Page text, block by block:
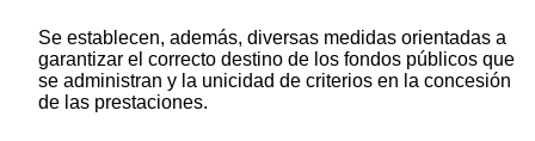
Se establecen, además, diversas medidas orientadas a
garantizar el correcto destino de los fondos públicos que
se administran y la unicidad de criterios en la concesión
de las prestaciones.